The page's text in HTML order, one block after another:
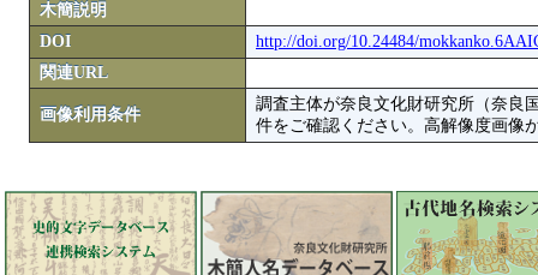
木簡説明
DOI
http://doi.org/10.24484/
関連URL
画像利用条件
調査主体が奈良文化財研究所（奈良
件をご確認ください。高解像度画像